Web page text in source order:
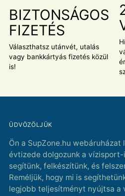
BIZTONSÁGOS
FIZETÉS
Választhatsz utánvét, utalás
vagy bankkártyás fizetés közül
is!
ÜDVÖZÖLJÜK
Ön a SupZone.hu
évtizede dolgozunk a
segítünk, felkészítünk, és
Reméljük, hogy mi is
legjobb teljesítményt nyújtsa a